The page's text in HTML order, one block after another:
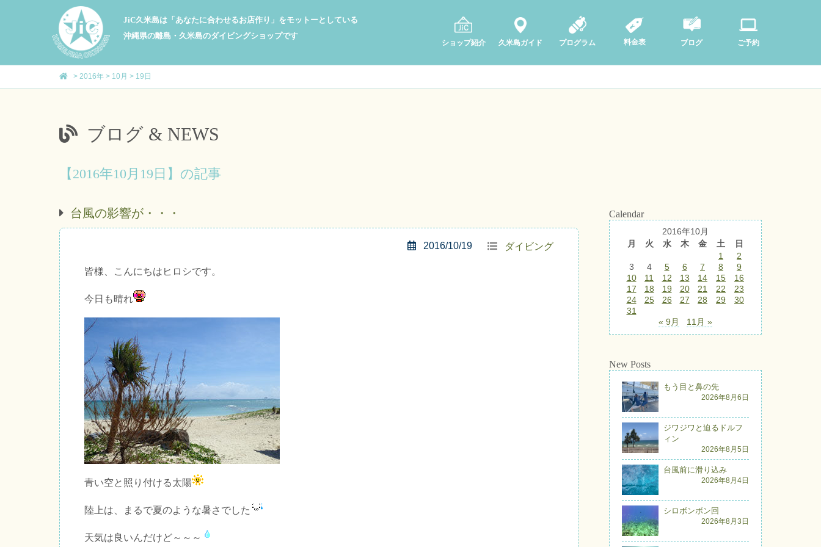
JiC久米島は「あなたに合わせるお店作り」をモットーとしている
沖縄県の離島・久米島のダイビングショップです
ショップ紹介 久米島ガイド プログラム 料金表 ブログ ご予約
> 2016年 > 10月 > 19日
ブログ & NEWS
【2016年10月19日】の記事
台風の影響が・・・
ダイビング
2016/10/19
皆様、こんにちはヒロシです。
今日も晴れ
青い空と照り付ける太陽
陸上は、まるで夏のような暑さでした
天気は良いんだけど～～～
Calendar
2016年10月
月
火 水 木 金 土
日
1
2
3
4 5 6 7 8
9
10
11 12 13 14 15
16
17
18 19 20 21 22
23
24
25 26 27 28 29
30
31
« 9月
11月 »
New Posts
もう目と鼻の先
2026年8月6日
ジワジワと迫るドルフ
ィン
2026年8月5日
台風前に滑り込み
2026年8月4日
シロボンボン回
2026年8月3日